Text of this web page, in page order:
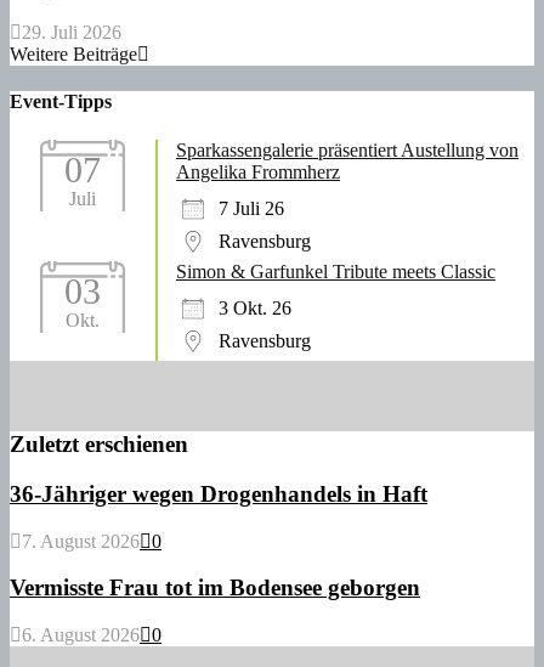
29. Juli 2026
Weitere Beiträge
Event-Tipps
07
Juli
Sparkassengalerie präsentiert Austellung von
Angelika Frommherz
7 Juli 26
Ravensburg
03
Okt.
Simon & Garfunkel Tribute meets Classic
3 Okt. 26
Ravensburg
Zuletzt erschienen
36-Jähriger wegen Drogenhandels in Haft
7. August 2026 0
Vermisste Frau tot im Bodensee geborgen
6. August 2026 0